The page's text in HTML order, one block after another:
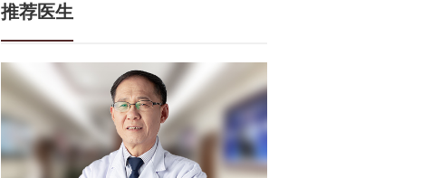
推荐医生